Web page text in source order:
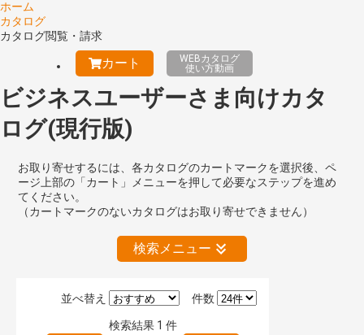
ホーム
カタログ
カタログ閲覧・請求
カート
WEBカタログ
使い方動画
ビジネスユーザーさま向けカタ
ログ(現行版)
お取り寄せするには、各カタログのカートマークを選択後、ペ
ージ上部の「カート」メニューを押して必要なステップを進め
てください。
（カートマークのないカタログはお取り寄せできません）
検索メニュー
絞り込みの解除
件数
並べ替え
検索結果 1 件